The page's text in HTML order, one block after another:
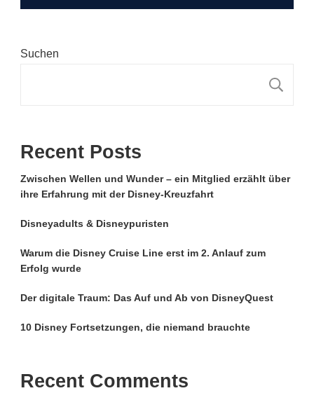
Suchen
Recent Posts
Zwischen Wellen und Wunder – ein Mitglied erzählt über
ihre Erfahrung mit der Disney-Kreuzfahrt
Disneyadults & Disneypuristen
Warum die Disney Cruise Line erst im 2. Anlauf zum
Erfolg wurde
Der digitale Traum: Das Auf und Ab von DisneyQuest
10 Disney Fortsetzungen, die niemand brauchte
Recent Comments